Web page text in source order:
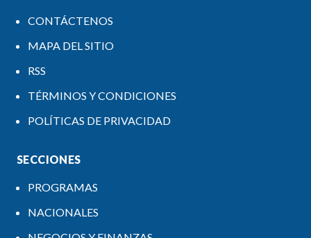
CONTÁCTENOS
MAPA DEL SITIO
RSS
TÉRMINOS Y CONDICIONES
POLÍTICAS DE PRIVACIDAD
SECCIONES
PROGRAMAS
NACIONALES